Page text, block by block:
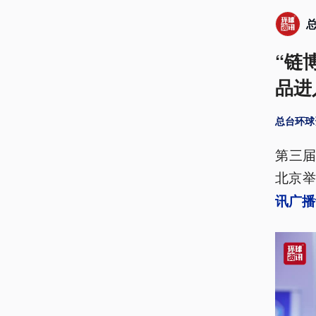
“链
品
总台环
第三
北京
讯广